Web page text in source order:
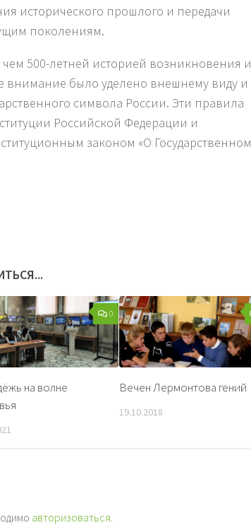
исторического прошлого и передачи
поколениям.
500-летней историей возникновения и
внимание было уделено внешнему виду и
символа России. Эти правила
Российской Федерации и
законом «О Государственном
0
на волне
Вечен Лермонтова гений
19.10.2018
авторизоваться